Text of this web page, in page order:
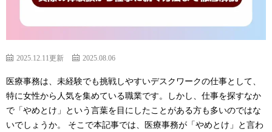
2025.12.11更新 2025.08.06
医療事務は、未経験でも挑戦しやすいデスクワークの仕事として、
特に女性から人気を集めている職業です。しかし、仕事を探すなか
で「やめとけ」という言葉を目にしたことがある方も多いのではな
いでしょうか。 そこで本記事では、医療事務が「やめとけ」と言わ